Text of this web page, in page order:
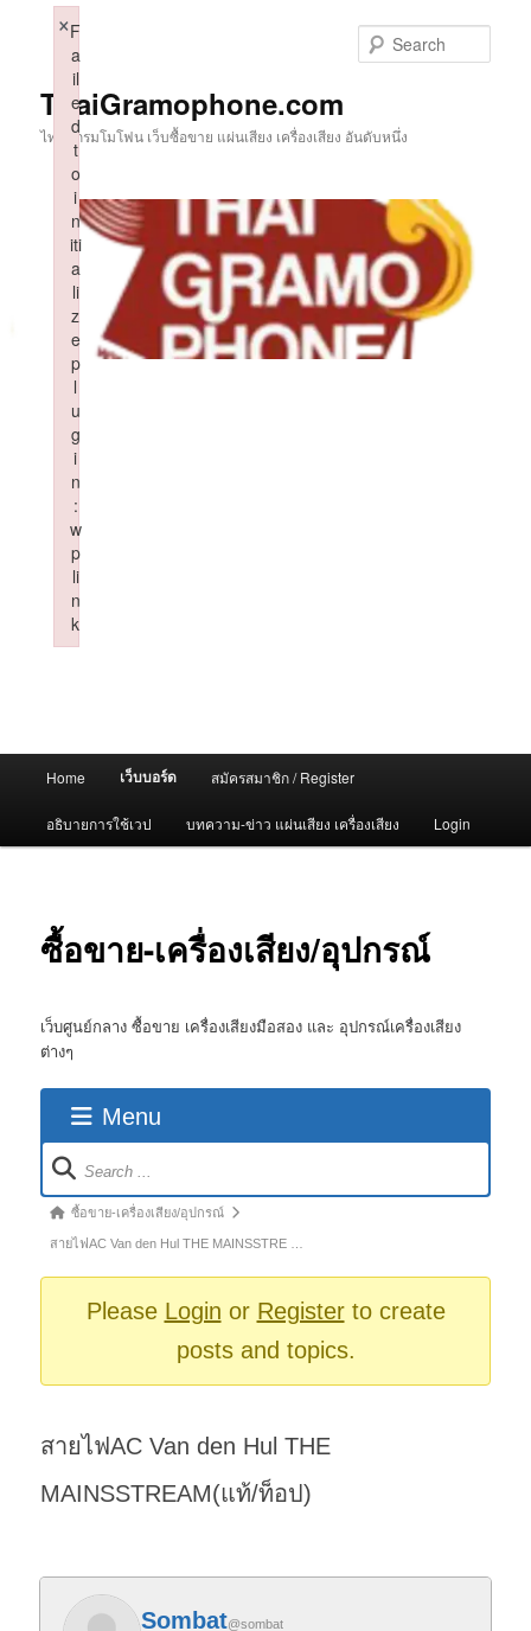
ThaiGramophone.com
ไทยแกรมโมโฟน เว็บซื้อขาย แผ่นเสียง เครื่องเสียง อันดับหนึ่ง
Home เว็บบอร์ด สมัครสมาชิก / Register
อธิบายการใช้เวป บทความ-ข่าว แผ่นเสียง เครื่องเสียง Login
ซื้อขาย-เครื่องเสียง/อุปกรณ์
เว็บศูนย์กลาง ซื้อขาย เครื่องเสียงมือสอง และ อุปกรณ์เครื่องเสียง
ต่างๆ
Menu
Forum
Navigation
Forum
breadcrumbs
ซื้อขาย-เครื่องเสียง/อุปกรณ์
สายไฟAC Van den Hul THE MAINSSTRE …
Please Login or Registerto create
posts and topics.
สายไฟAC Van den Hul THE
MAINSSTREAM(แท้/ท็อป)
Sombat@sombat
F
a
il
e
d
t
o
i
n
iti
a
li
z
e
p
l
u
g
i
n
:
w
p
li
n
k
×
Failed to initialize plugin: wplink